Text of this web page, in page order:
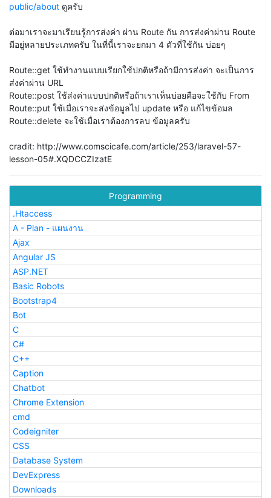
public/about ดูครับ
ต่อมาเราจะมาเรียนรู้การส่งค่า ผ่าน Route กัน การส่งค่าผ่าน Route
มีอยู่หลายประเภทครับ ในที่นี้เราจะยกมา 4 ตัวที่ใช้กัน บ่อยๆ
Route::get ใช้ทำงานแบบเรียกใช้ปกติหรือถ้ามีการส่งค่า จะเป็นการ
ส่งค่าผ่าน URL
Route::post ใช้ส่งค่าแบบปกติหรือถ้าเราเห็นบ่อยคือจะใช้กับ From
Route::put ใช้เมื่อเราจะส่งข้อมูลไป update หรือ แก้ไขข้อมล
Route::delete จะใช้เมื่อเราต้องการลบ ข้อมูลครับ
cradit: http://www.comscicafe.com/article/253/laravel-57-
lesson-05#.XQDCCZIzatE
Programming
.Htaccess
A - Plan - แผนงาน
Ajax
Angular JS
ASP.NET
Basic Robots
Bootstrap4
Bot
C
C#
C++
Caption
Chatbot
Chrome Extension
cmd
Codeigniter
CSS
Database System
DevExpress
Downloads